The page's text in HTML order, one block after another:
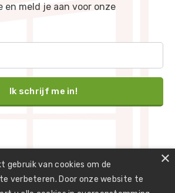
en meld je aan voor onze
gebruik van cookies om de
verbeteren. Door onze website te
×